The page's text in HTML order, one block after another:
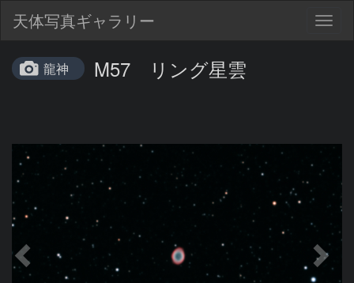
天体写真ギャラリー
龍神 M57 リング星雲